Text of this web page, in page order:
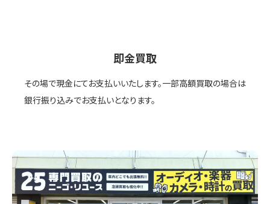
即金買取
その場で現金にてお支払いいたします。一部高額買取の場合は
銀行振り込みでお支払いとなります。